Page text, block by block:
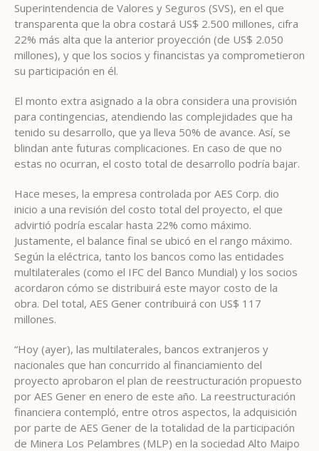
Superintendencia de Valores y Seguros (SVS), en el que
transparenta que la obra costará US$ 2.500 millones, cifra
22% más alta que la anterior proyección (de US$ 2.050
millones), y que los socios y financistas ya comprometieron
su participación en él.
El monto extra asignado a la obra considera una provisión
para contingencias, atendiendo las complejidades que ha
tenido su desarrollo, que ya lleva 50% de avance. Así, se
blindan ante futuras complicaciones. En caso de que no
estas no ocurran, el costo total de desarrollo podría bajar.
Hace meses, la empresa controlada por AES Corp. dio
inicio a una revisión del costo total del proyecto, el que
advirtió podría escalar hasta 22% como máximo.
Justamente, el balance final se ubicó en el rango máximo.
Según la eléctrica, tanto los bancos como las entidades
multilaterales (como el IFC del Banco Mundial) y los socios
acordaron cómo se distribuirá este mayor costo de la
obra. Del total, AES Gener contribuirá con US$ 117
millones.
“Hoy (ayer), las multilaterales, bancos extranjeros y
nacionales que han concurrido al financiamiento del
proyecto aprobaron el plan de reestructuración propuesto
por AES Gener en enero de este año. La reestructuración
financiera contempló, entre otros aspectos, la adquisición
por parte de AES Gener de la totalidad de la participación
de Minera Los Pelambres (MLP) en la sociedad Alto Maipo